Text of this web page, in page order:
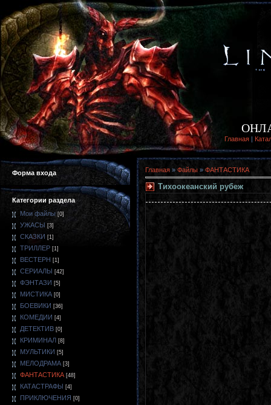
Главная |
Форма входа
Категории раздела
Мои файлы [0]
УЖАСЫ [3]
СКАЗКИ [1]
ТРИЛЛЕР [1]
ВЕСТЕРН [1]
СЕРИАЛЫ [42]
ФЭНТАЗИ [5]
МИСТИКА [0]
БОЕВИКИ [36]
КОМЕДИИ [4]
ДЕТЕКТИВ [0]
КРИМИНАЛ [8]
МУЛЬТИКИ [5]
МЕЛОДРАМА [3]
ФАНТАСТИКА [48]
КАТАСТРАФЫ [4]
ПРИКЛЮЧЕНИЯ [0]
Главная » Файлы » ФАНТАСТИКА
Тихоокеанский рубеж